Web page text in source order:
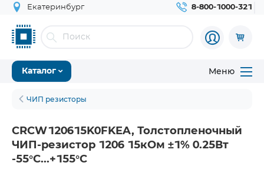
Екатеринбург 8-800-1000-321
Каталог Меню
ЧИП резисторы
CRCW120615K0FKEA, Толстопленочный
ЧИП-резистор 1206 15кОм ±1% 0.25Вт
-55°С...+155°С